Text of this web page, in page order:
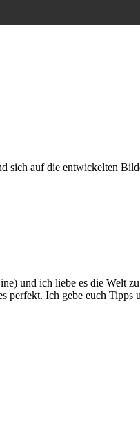
sich auf die entwickelten
und ich liebe es die Welt
Ich gebe euch Tipps